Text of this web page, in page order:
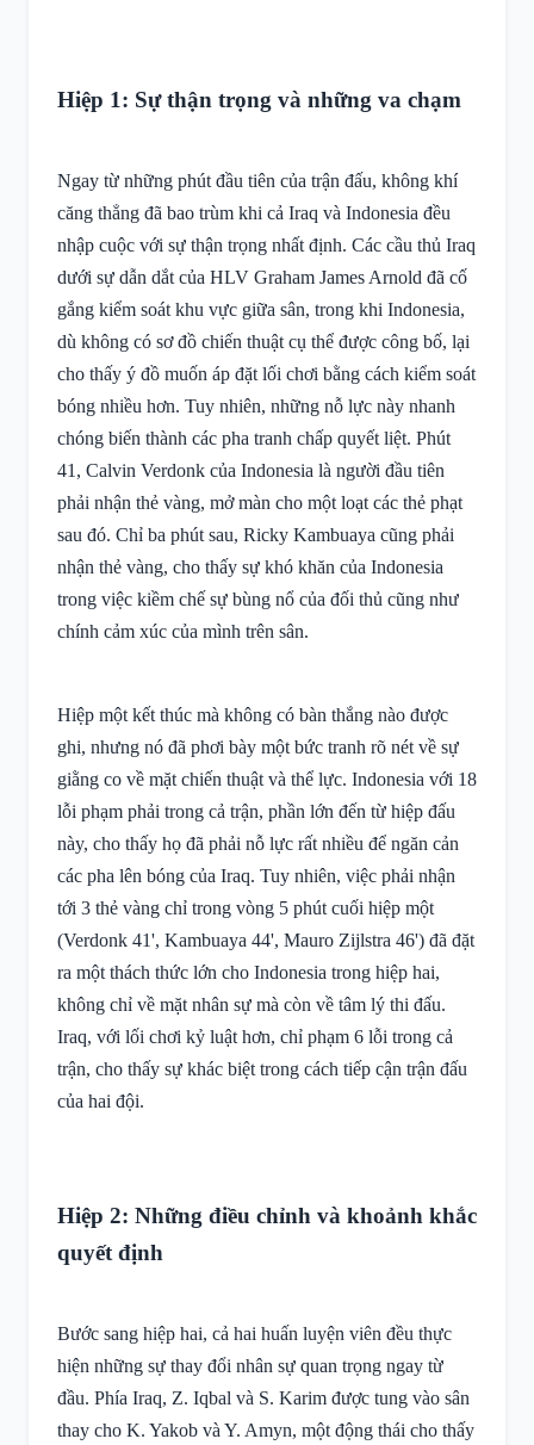
Hiệp 1: Sự thận trọng và những va chạm
Ngay từ những phút đầu tiên của trận đấu, không khí
căng thẳng đã bao trùm khi cả Iraq và Indonesia đều
nhập cuộc với sự thận trọng nhất định. Các cầu thủ Iraq
dưới sự dẫn dắt của HLV Graham James Arnold đã cố
gắng kiểm soát khu vực giữa sân, trong khi Indonesia,
dù không có sơ đồ chiến thuật cụ thể được công bố, lại
cho thấy ý đồ muốn áp đặt lối chơi bằng cách kiểm soát
bóng nhiều hơn. Tuy nhiên, những nỗ lực này nhanh
chóng biến thành các pha tranh chấp quyết liệt. Phút
41, Calvin Verdonk của Indonesia là người đầu tiên
phải nhận thẻ vàng, mở màn cho một loạt các thẻ phạt
sau đó. Chỉ ba phút sau, Ricky Kambuaya cũng phải
nhận thẻ vàng, cho thấy sự khó khăn của Indonesia
trong việc kiềm chế sự bùng nổ của đối thủ cũng như
chính cảm xúc của mình trên sân.
Hiệp một kết thúc mà không có bàn thắng nào được
ghi, nhưng nó đã phơi bày một bức tranh rõ nét về sự
giằng co về mặt chiến thuật và thể lực. Indonesia với 18
lỗi phạm phải trong cả trận, phần lớn đến từ hiệp đấu
này, cho thấy họ đã phải nỗ lực rất nhiều để ngăn cản
các pha lên bóng của Iraq. Tuy nhiên, việc phải nhận
tới 3 thẻ vàng chỉ trong vòng 5 phút cuối hiệp một
(Verdonk 41', Kambuaya 44', Mauro Zijlstra 46') đã đặt
ra một thách thức lớn cho Indonesia trong hiệp hai,
không chỉ về mặt nhân sự mà còn về tâm lý thi đấu.
Iraq, với lối chơi kỷ luật hơn, chỉ phạm 6 lỗi trong cả
trận, cho thấy sự khác biệt trong cách tiếp cận trận đấu
của hai đội.
Hiệp 2: Những điều chỉnh và khoảnh khắc
quyết định
Bước sang hiệp hai, cả hai huấn luyện viên đều thực
hiện những sự thay đổi nhân sự quan trọng ngay từ
đầu. Phía Iraq, Z. Iqbal và S. Karim được tung vào sân
thay cho K. Yakob và Y. Amyn, một động thái cho thấy